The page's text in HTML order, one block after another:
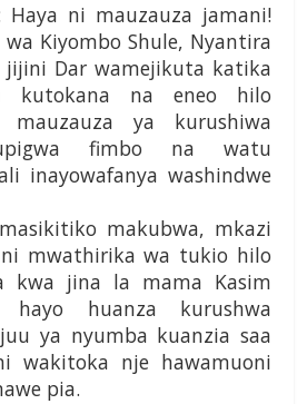
Haya ni mauzauza jamani!
Kiyombo Shule, Nyantira
jijini Dar wamejikuta katika
kutokana na eneo hilo
ya kurushiwa
fimbo na watu
inayowafanya washindwe
makubwa, mkazi
mwathirika wa tukio hilo
kwa jina la mama Kasim
hayo huanza kurushwa
ya nyumba kuanzia saa
wakitoka nje hawamuoni
pia.